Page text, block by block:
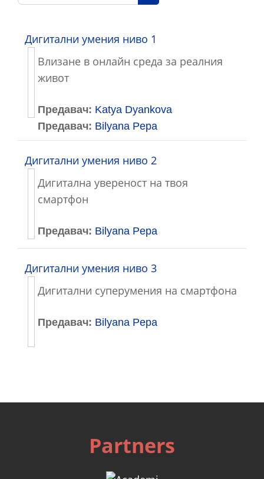
Претражи курсеве
Дигитални умения ниво 1
Влизане в онлайн среда за реалния
живот
Предавач: Katya Dyankova
Предавач: Bilyana Pepa
Дигитални умения ниво 2
Дигитална увереност на твоя
смартфон
Предавач: Bilyana Pepa
Дигитални умения ниво 3
Дигитални суперумения на смартфона
Предавач: Bilyana Pepa
Partners